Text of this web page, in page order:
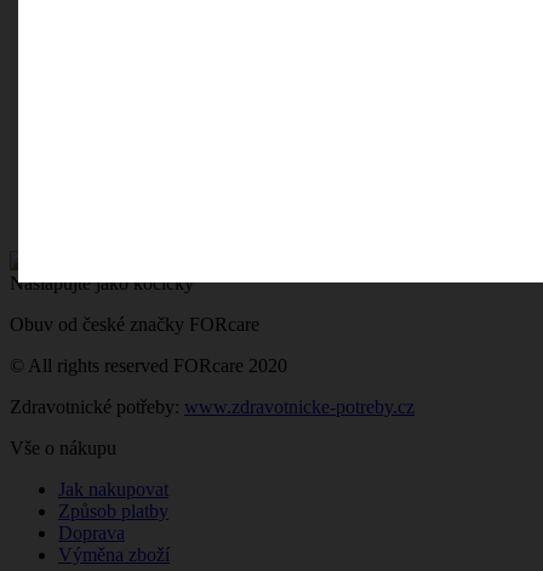
Našlapujte jako kočičky
Obuv od české značky FORcare
© All rights reserved FORcare 2020
Zdravotnické potřeby: www.zdravotnicke-potreby.cz
Vše o nákupu
Jak nakupovat
Způsob platby
Doprava
Výměna zboží